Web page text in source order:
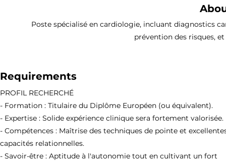
Poste spécialisé en cardiologie, incluant diagnostics
prévention des risques,
Requirements
PROFIL RECHERCHÉ
- Formation : Titulaire du Diplôme Européen (ou équivalent).
- Expertise : Solide expérience clinique sera fortement valorisée.
- Compétences : Maîtrise des techniques de pointe et
capacités relationnelles.
- Savoir-être : Aptitude à l'autonomie tout en cultivant un fort